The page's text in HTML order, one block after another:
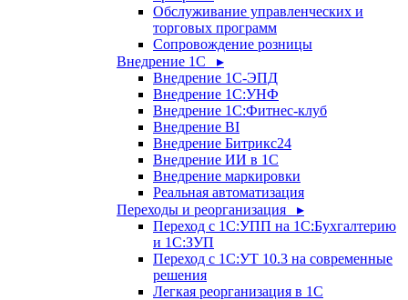
Обслуживание управленческих и
торговых программ
Сопровождение розницы
Внедрение 1С ▸
Внедрение 1С-ЭПД
Внедрение 1С:УНФ
Внедрение 1С:Фитнес-клуб
Внедрение BI
Внедрение Битрикс24
Внедрение ИИ в 1С
Внедрение маркировки
Реальная автоматизация
Переходы и реорганизация ▸
Переход с 1С:УПП на 1С:Бухгалтерию
и 1С:ЗУП
Переход с 1С:УТ 10.3 на современные
решения
Легкая реорганизация в 1С